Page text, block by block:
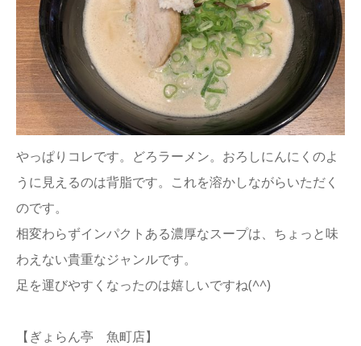
やっぱりコレです。どろラーメン。おろしにんにくのよ
うに見えるのは背脂です。これを溶かしながらいただく
のです。
相変わらずインパクトある濃厚なスープは、ちょっと味
わえない貴重なジャンルです。
足を運びやすくなったのは嬉しいですね(^^)
【ぎょらん亭 魚町店】